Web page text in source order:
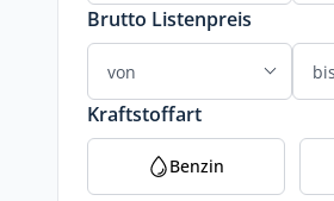
Brutto Listenpreis
Kraftstoffart
Benzin